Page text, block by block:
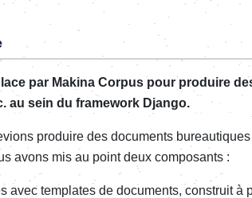
par Makina Corpus pour produire
au sein du framework Django.
produire des documents
avons mis au point deux composants :
avec templates de documents, construit à